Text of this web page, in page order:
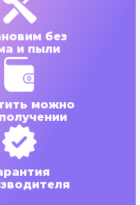
без
и пыли
можно